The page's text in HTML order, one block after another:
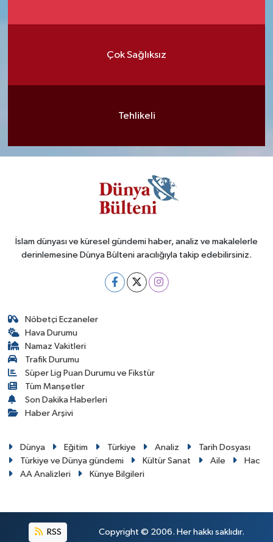
Çok Sağlıksız
Tehlikeli
İslam dünyası ve küresel gündemi haber, analiz ve makalelerle
derinlemesine Dünya Bülteni aracılığıyla takip edebilirsiniz.
Nöbetçi Eczaneler
Hava Durumu
Namaz Vakitleri
Trafik Durumu
Süper Lig Puan Durumu ve Fikstür
Tüm Manşetler
Son Dakika Haberleri
Haber Arşivi
Dünya Eğitim Türkiye Analiz
Tarih Dosyası
Türkiye ve Dünya gündemi
Kültür Sanat Aile
Hac
AA Analizleri
Künye Bilgileri
RSS Copyright © 2006. Her hakkı saklıdır.